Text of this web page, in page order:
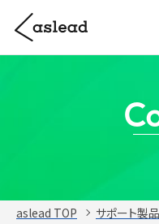
aslead TOP サポート製